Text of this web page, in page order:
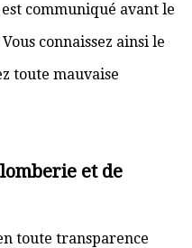
communiqué avant le
connaissez ainsi le
toute mauvaise
et de
toute transparence